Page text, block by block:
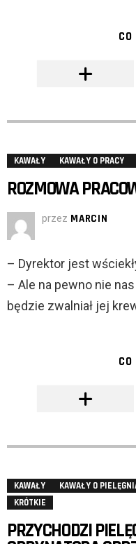
KAWAŁY KAWAŁY O PRACY
ROZMOWA
przez MARCIN
– Dyrektor jest
– Ale na pewno nie
będzie zwalniał jej
KAWAŁY KAWAŁY O
KRÓTKIE
PRZYCHODZI